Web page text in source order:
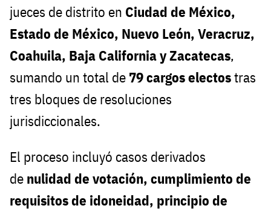
jueces de distrito en Ciudad de México,
Estado de México, Nuevo León, Veracruz,
Coahuila, Baja California y Zacatecas,
sumando un total de 79 cargos electostras
tres bloques de resoluciones
jurisdiccionales.
El proceso incluyó casos derivados
de nulidad de votación, cumplimiento de
requisitos de idoneidad, principio de